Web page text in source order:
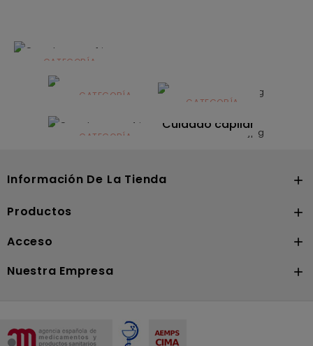
CATEGORÍA
Alimentación
infantilCATEGORÍA
Dermocosmética
CATEGORÍA
Solares
CATEGORÍA
Cuidado capilar
Información De La Tienda 
Productos 
Acceso 
Nuestra Empresa 